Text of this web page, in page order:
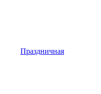
Праздничная